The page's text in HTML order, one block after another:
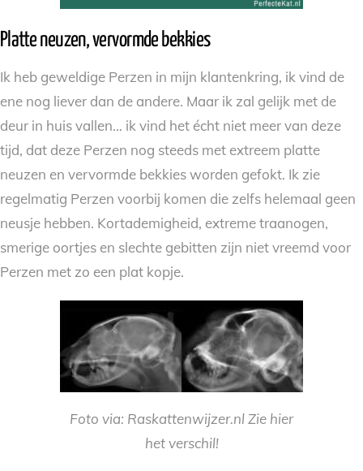
Platte neuzen, vervormde bekkies
Ik heb geweldige Perzen in mijn klantenkring, ik vind de
ene nog liever dan de andere. Maar ik zal gelijk met de
deur in huis vallen… ik vind het écht niet meer van deze
tijd, dat deze Perzen nog steeds met extreem platte
neuzen en vervormde bekkies worden gefokt. Ik zie
regelmatig Perzen voorbij komen die zelfs helemaal geen
neusje hebben. Kortademigheid, extreme traanogen,
smerige oortjes en slechte gebitten zijn niet vreemd voor
Perzen met zo een plat kopje.
Foto via: Raskattenwijzer.nl Zie hier
het verschil!